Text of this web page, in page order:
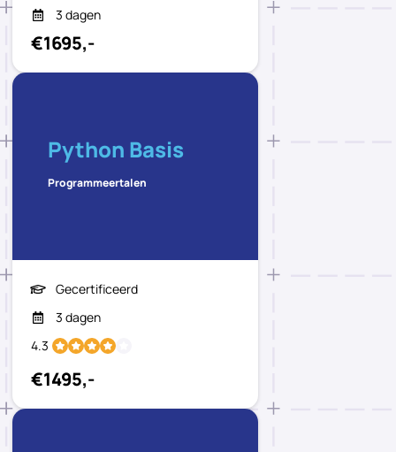
3 dagen
€1695,-
Python Basis
Programmeertalen
Gecertificeerd
3 dagen
4.3
€1495,-